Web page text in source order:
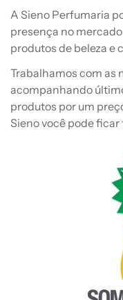
A Sieno Perfumaria
presença no
produtos de beleza e
Trabalhamos com as
acompanhando
produtos por um
Sieno você pode